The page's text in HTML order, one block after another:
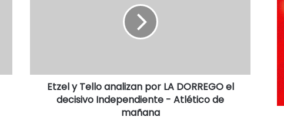
Etzel y Tello analizan por LA DORREGO el
decisivo Independiente - Atlético de
mañana